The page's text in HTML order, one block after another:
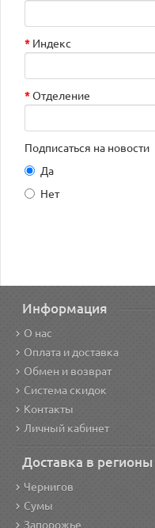
Индекс
Отделение
Подписаться на новости
Да
Нет
Информация
О нас
Оплата и доставка
Обмен и возврат
Система скидок
Контакты
Личный кабинет
Доставка в регионы
Чернигов
Сумы
Запорожье